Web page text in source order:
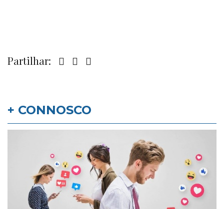
Partilhar:
+ CONNOSCO